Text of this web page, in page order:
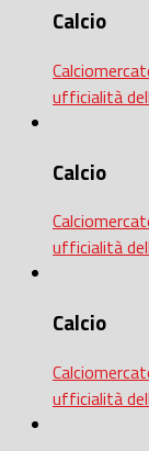
Calcio
ufficialità
Calcio
ufficialità
Calcio
ufficialità